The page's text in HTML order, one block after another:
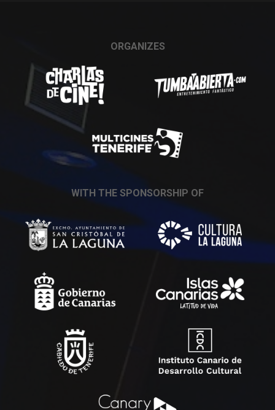
ORGANIZES
WITH THE SPONSORSHIP OF